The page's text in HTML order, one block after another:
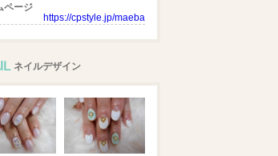
ページ
https://cpstyle.jp/maebashi/shops/34762/board
ネイルデザイン